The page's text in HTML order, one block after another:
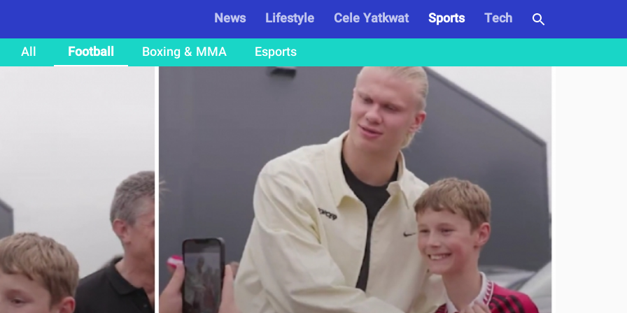
News Lifestyle Cele Yatkwat Sports
Tech
All
Football Boxing & MMA Esports